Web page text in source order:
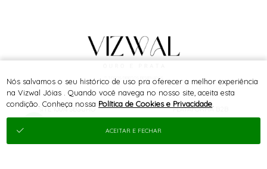
SITE 100% SEGURO PLATAFORMA B2B
® TODOS DIREITOS RESERVADOS
Nós salvamos o seu histórico de uso pra oferecer a melhor experiência
na Vizwal Jóias . Quando você navega no nosso site, aceita esta
condição. Conheça nossa Política de Cookies e Privacidade
ACEITAR E FECHAR